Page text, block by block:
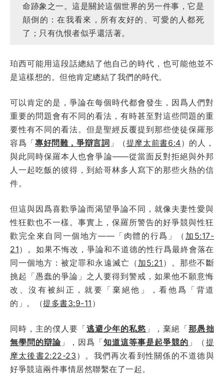
命跡象之一。這是關於這個世界的另一件事，它是
顛倒的：在我看來，所有友好的、可愛的人都死
了；只有仇恨者似乎還活著。
珀西可能用這段話總結了他自己的時代，也可能他並不
是這樣想的。但他肯定總結了我們的時代。
可以肯定的是，爭論在每個時代都會發生，因爲人們對
重要的問題會有不同的看法，有時甚至對這些問題的重
要性有不同的看法。但是聖經反覆提到那些使徒保羅形
容爲「專好問難，爭辯言詞 」（提摩太前書6:4）的人，
與此同時保羅本人也會爭論——從當面反對拒絕與外邦
人一起吃飯的彼得，到給哥林多人寫下的那些火熱的信
件。
但這與因爲喜歡爭論而渴望爭論不同，就像夫妻性愛與
性狂歡也不一樣。事實上，保羅所警告的好爭競與性狂
歡完全來自同一個地方——「肉體的行爲」（ 加5:17-
21）。如果不悔改，爭論和不道德的性行爲最終會落在
同一個地方：被定罪和永遠滅亡（ 加5:21 ）。那些不斷
挑起「愚蠢的爭論」之人要得到警戒，如果他不願意悔
改、沒有被糾正，就要「棄絕他」，看他爲「背道
的」。（提多書3:9-11 ）
同時，主的僕人要「逃避少年的私慾 」，棄絕「那愚拙
無學問的辯論 」，因爲「知道這等事是起爭競的 」（ 提
摩太後書2:22-23 ）。我們再次看到性關係的不道德與
好爭競這兩件事情居然聯繫在了一起。